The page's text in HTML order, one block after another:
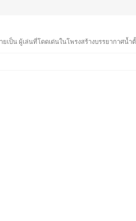
ป็น ผู้เล่นที่โดดเด่นในโพรงสร้างบรรยากาศน้ำ